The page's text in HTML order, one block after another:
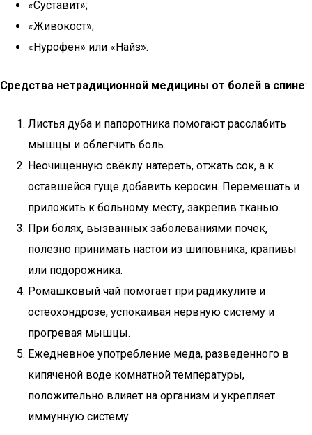
«Суставит»;
«Живокост»;
«Нурофен» или «Найз».
Средства нетрадиционной медицины от болей в спине:
Листья дуба и папоротника помогают расслабить
мышцы и облегчить боль.
Неочищенную свёклу натереть, отжать сок, а к
оставшейся гуще добавить керосин. Перемешать и
приложить к больному месту, закрепив тканью.
При болях, вызванных заболеваниями почек,
полезно принимать настои из шиповника, крапивы
или подорожника.
Ромашковый чай помогает при радикулите и
остеохондрозе, успокаивая нервную систему и
прогревая мышцы.
Ежедневное употребление меда, разведенного в
кипяченой воде комнатной температуры,
положительно влияет на организм и укрепляет
иммунную систему.